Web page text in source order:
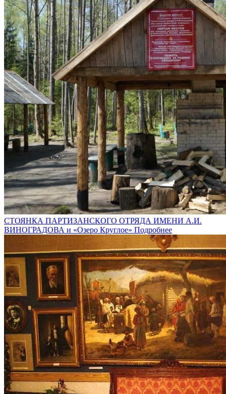
СТОЯНКА ПАРТИЗАНСКОГО ОТРЯДА ИМЕНИ А.И.
ВИНОГРАДОВА и «Озеро Круглое» Подробнее